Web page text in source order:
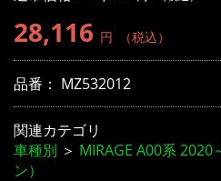
28,116 円 （税込）
品番： MZ532012
関連カテゴリ
車種別 ＞ MIRAGE A00系
ン）